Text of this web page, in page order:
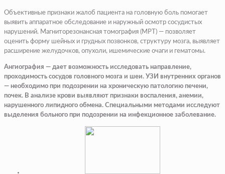
Объективные признаки жалоб пациента на головную боль помогает
выявить аппаратное обследование и наружный осмотр сосудистых
нарушений. Магниторезонансная томография (МРТ) — позволяет
оценить форму шейных и грудных позвонков, структуру мозга, выявляет
расширение желудочков, опухоли, ишемические очаги и гематомы.
Ангиография — дает возможность исследовать направление,
проходимость сосудов головного мозга и шеи. УЗИ внутренних органов
— необходимо при подозрении на хроническую патологию печени,
почек. В анализе крови выявляют признаки воспаления, анемии,
нарушенного липидного обмена. Специальными методами исследуют
выделения больного при подозрении на инфекционное заболевание.